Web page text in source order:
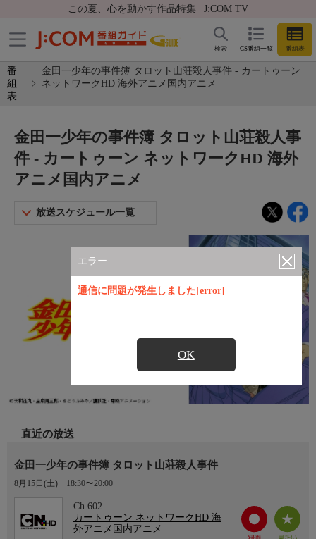
この夏、心を動かす作品特集 | J:COM TV
CS番組一覧 番組表
検索
番
組
表
金田一少年の事件簿 タロット山荘殺人事件 - カートゥーン
ネットワークHD 海外アニメ国内アニメ
エラー
通信に問題が発生しました[error]
OK
金田一少年の事件簿 タロット山荘殺人事
件 - カートゥーン ネットワークHD 海外
アニメ国内アニメ
放送スケジュール一覧
直近の放送
金田一少年の事件簿 タロット山荘殺人事件
8月15日(土) 18:30〜20:00
Ch.602
カートゥーン ネットワークHD 海
外アニメ国内アニメ